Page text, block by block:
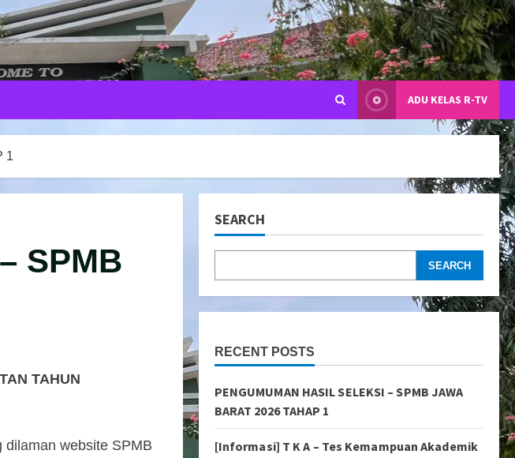
ADU KELAS R-TV
1
SPMB
TAHUN
dilaman website SPMB
SEARCH
SEARCH
RECENT POSTS
PENGUMUMAN HASIL SELEKSI – SPMB JAWA
BARAT 2026 TAHAP 1
[Informasi] T K A – Tes Kemampuan Akademik